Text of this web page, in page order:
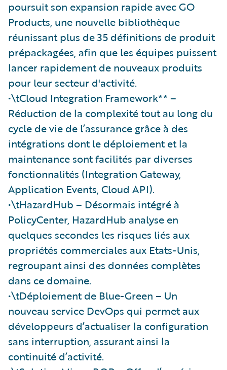
poursuit son expansion rapide avec GO
Products, une nouvelle bibliothèque
réunissant plus de 35 définitions de produit
prépackagées, afin que les équipes puissent
lancer rapidement de nouveaux produits
pour leur secteur d'activité.
•\tCloud Integration Framework** –
Réduction de la complexité tout au long du
cycle de vie de l’assurance grâce à des
intégrations dont le déploiement et la
maintenance sont facilités par diverses
fonctionnalités (Integration Gateway,
Application Events, Cloud API).
•\tHazardHub – Désormais intégré à
PolicyCenter, HazardHub analyse en
quelques secondes les risques liés aux
propriétés commerciales aux Etats-Unis,
regroupant ainsi des données complètes
dans ce domaine.
•\tDéploiement de Blue-Green – Un
nouveau service DevOps qui permet aux
développeurs d’actualiser la configuration
sans interruption, assurant ainsi la
continuité d’activité.